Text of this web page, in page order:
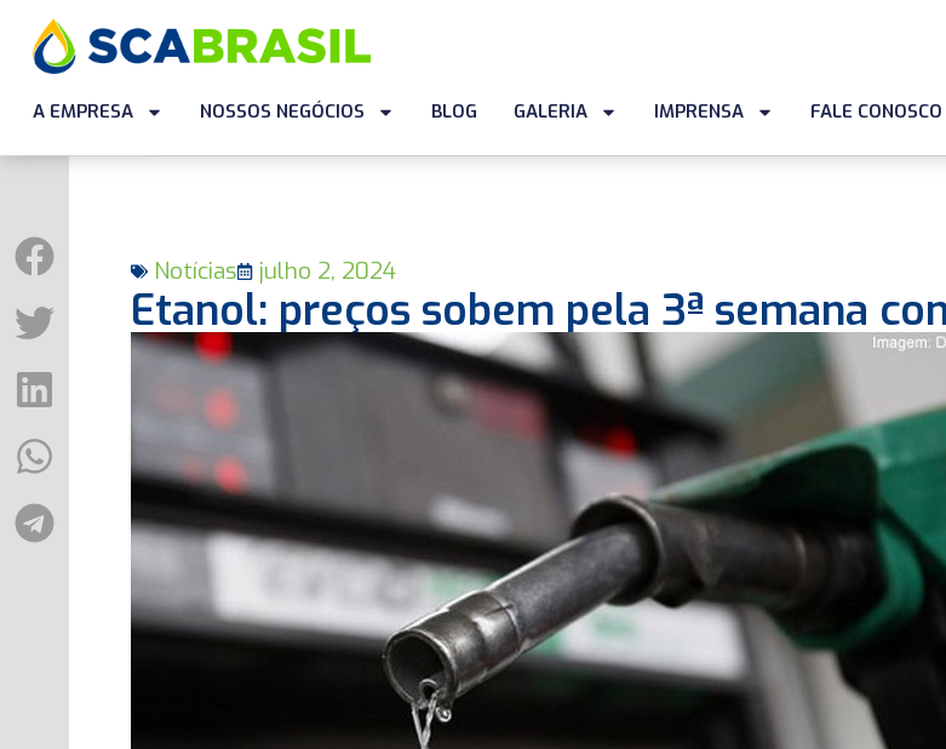
A EMPRESA NOSSOS NEGÓCIOS BLOG GALERIA IMPRENSA FALE CONOSCO
Notícias julho 2, 2024
Etanol: preços sobem pela 3ª semana